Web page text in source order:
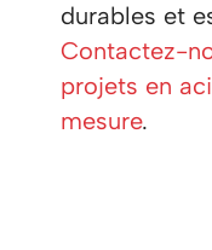
durables et
Contactez-
projets en
mesure. ​